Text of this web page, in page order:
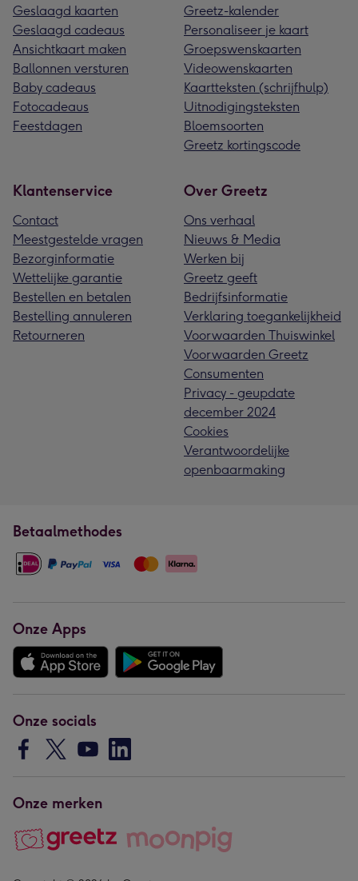
Geslaagd kaarten
Geslaagd cadeaus
Ansichtkaart maken
Ballonnen versturen
Baby cadeaus
Fotocadeaus
Feestdagen
Greetz-kalender
Personaliseer je kaart
Groepswenskaarten
Videowenskaarten
Kaartteksten (schrijfhulp)
Uitnodigingsteksten
Bloemsoorten
Greetz kortingscode
Klantenservice
Contact
Meestgestelde vragen
Bezorginformatie
Wettelijke garantie
Bestellen en betalen
Bestelling annuleren
Retourneren
Over Greetz
Ons verhaal
Nieuws & Media
Werken bij
Greetz geeft
Bedrijfsinformatie
Verklaring toegankelijkheid
Voorwaarden Thuiswinkel
Voorwaarden Greetz
Consumenten
Privacy - geupdate
december 2024
Cookies
Verantwoordelijke
openbaarmaking
Betaalmethodes
Onze Apps
Onze socials
Onze merken